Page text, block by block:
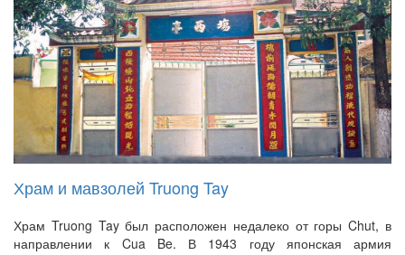
Храм и мавзолей Truong Tay
Храм Truong Tay был расположен недалеко от горы Chut, в
направлении к Cua Be. В 1943 году японская армия